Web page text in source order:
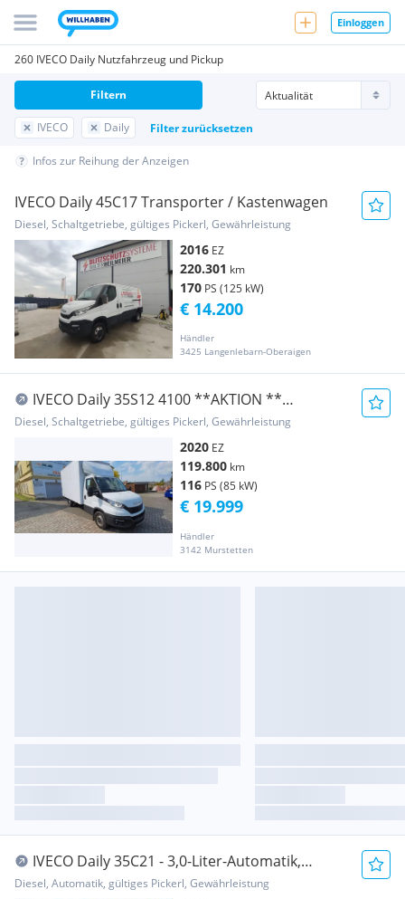
Einloggen
260 IVECO Daily Nutzfahrzeug und Pickup
IVECO Daily Filter zurücksetzen
Filtern
Infos zur Reihung der Anzeigen
IVECO Daily 45C17 Transporter / Kastenwagen
Diesel, Schaltgetriebe, gültiges Pickerl, Gewährleistung
2016 EZ
220.301 km
170 PS (125 kW)
Händler
3425 Langenlebarn-Oberaigen
€ 14.200
IVECO Daily 35S12 4100 **AKTION **
Transporter / Kastenwagen
Diesel, Schaltgetriebe, gültiges Pickerl, Gewährleistung
2020 EZ
119.800 km
116 PS (85 kW)
Händler
3142 Murstetten
€ 19.999
IVECO Daily 35C21 - 3,0-Liter-Automatik,
Doppelbereif... Transporter / Kastenwagen
Diesel, Automatik, gültiges Pickerl, Gewährleistung